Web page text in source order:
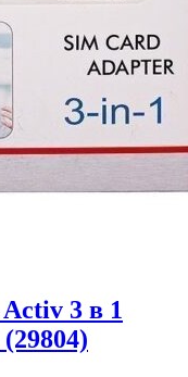
3 в 1